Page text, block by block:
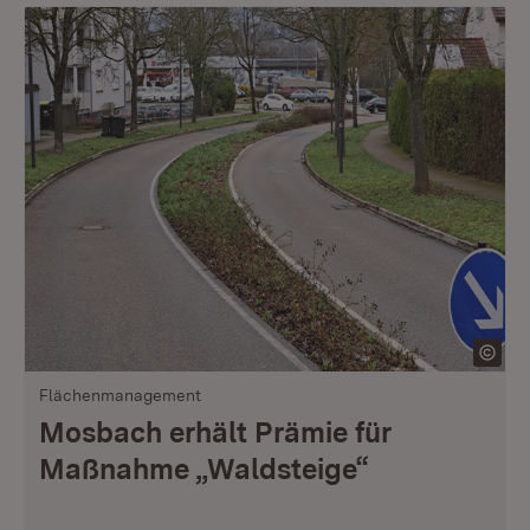
Flächenmanagement
Mosbach erhält Prämie für
Maßnahme „Waldsteige“